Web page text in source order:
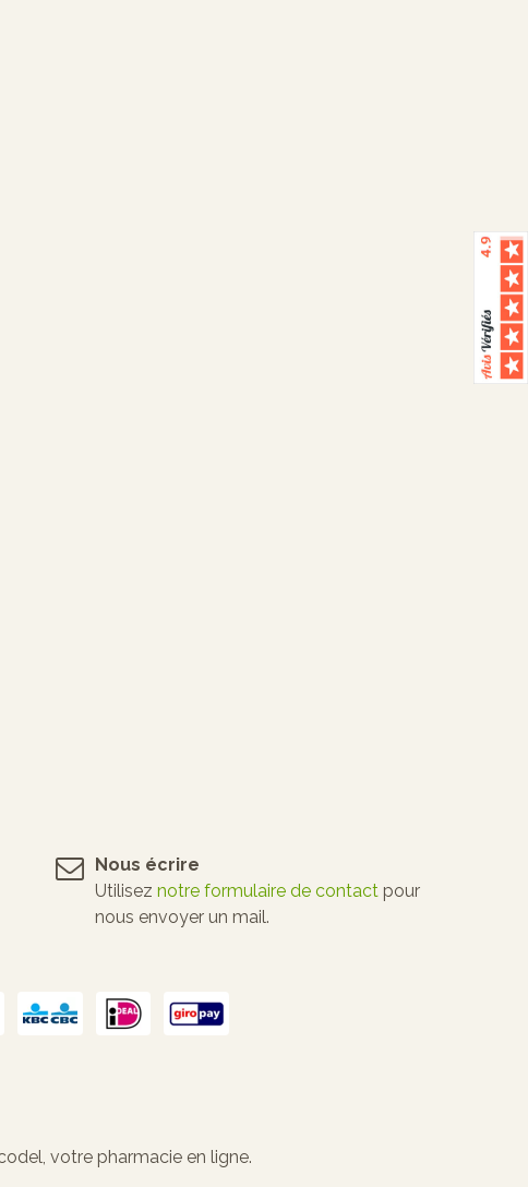
Nous écrire
Utilisez notre formulaire de contact pour
nous envoyer un mail.
votre pharmacie en ligne.